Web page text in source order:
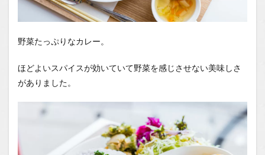
野菜たっぷりなカレー。
ほどよいスパイスが効いていて野菜を感じさせない美味しさ
がありました。